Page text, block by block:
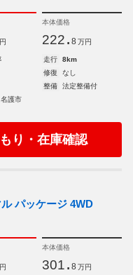
本体価格
222. 8 万円
走行
8km
修復
なし
整備
法定整備付
護市
り・在庫確認
パッケージ 4WD
本体価格
301. 8 万円